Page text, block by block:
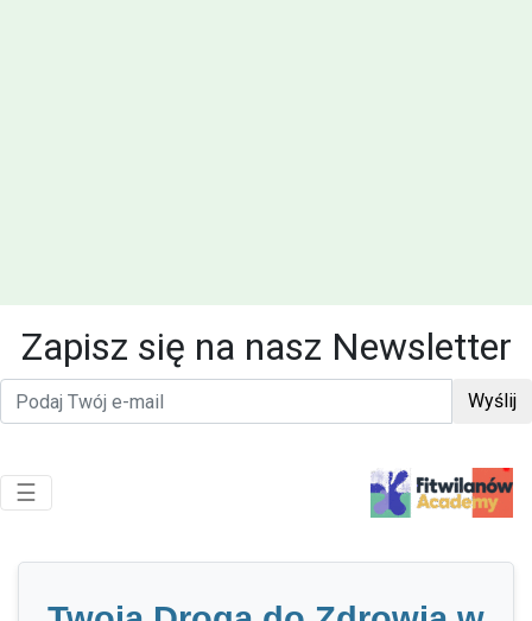
Zapisz się na nasz Newsletter
Wyślij
Toggle navigation
☰